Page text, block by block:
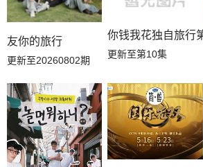
友你的旅行
更新至20260802期
你钱我花独自旅行
更新至第10集